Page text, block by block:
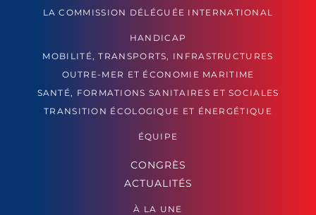
LA COMMISSION DÉLÉGUÉE INTERNATIONAL
HANDICAP
MOBILITÉ, TRANSPORTS, INFRASTRUCTURES
OUTRE-MER ET ÉCONOMIE MARITIME
SANTÉ, FORMATIONS SANITAIRES ET SOCIALES
TRANSITION ÉCOLOGIQUE ET ÉNERGÉTIQUE
ÉQUIPE
CONGRÈS
ACTUALITÉS
À LA UNE